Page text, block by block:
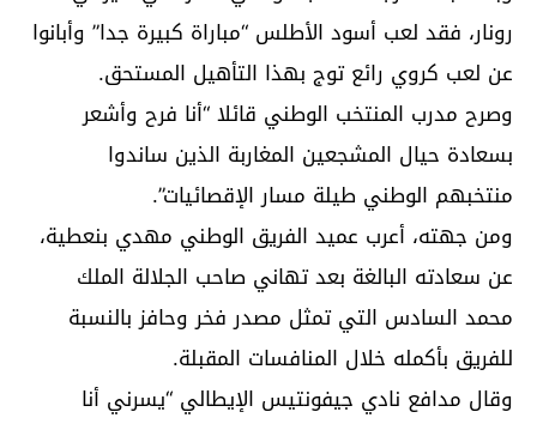
رونار، فقد لعب أسود الأطلس “مباراة كبيرة جدا” وأبانوا
عن لعب كروي رائع توج بهذا التأهيل المستحق.
وصرح مدرب المنتخب الوطني قائلا “أنا فرح وأشعر
بسعادة حيال المشجعين المغاربة الذين ساندوا
منتخبهم الوطني طيلة مسار الإقصائيات”.
ومن جهته، أعرب عميد الفريق الوطني مهدي بنعطية،
عن سعادته البالغة بعد تهاني صاحب الجلالة الملك
محمد السادس التي تمثل مصدر فخر وحافز بالنسبة
للفريق بأكمله خلال المنافسات المقبلة.
وقال مدافع نادي جيفونتيس الإيطالي “يسرني أنا